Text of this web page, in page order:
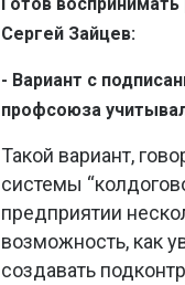
Сергей Зайцев:
- Вариант с
профсоюза
Такой вариант,
системы
предприятии
возможность, как
создавать